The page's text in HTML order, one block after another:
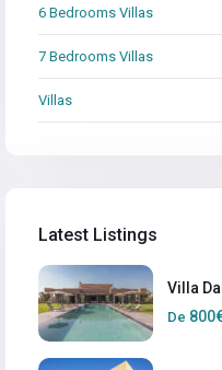
6 Bedrooms Villas
7 Bedrooms Villas
Villas
Latest Listings
Villa
De